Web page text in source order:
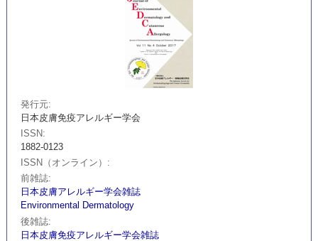
発行元
日本皮膚免疫アレルギー学会
ISSN
1882-0123
ISSN（オンライン）
前雑誌
日本皮膚アレルギー学会雑誌
Environmental Dermatology
後雑誌
日本皮膚免疫アレルギー学会雑誌